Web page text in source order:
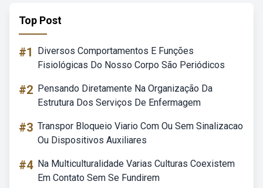
Top Post
#1
Diversos Comportamentos E Funções
Fisiológicas Do Nosso Corpo São Periódicos
#2 Pensando Diretamente Na Organização Da
Estrutura Dos Serviços De Enfermagem
#3 Transpor Bloqueio Viario Com Ou Sem Sinalizacao
Ou Dispositivos Auxiliares
#4 Na Multiculturalidade Varias Culturas Coexistem
Em Contato Sem Se Fundirem